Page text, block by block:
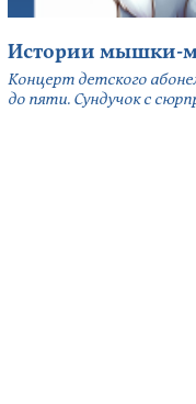
Истории мышки-
Концерт детского
до пяти. Сундучок с